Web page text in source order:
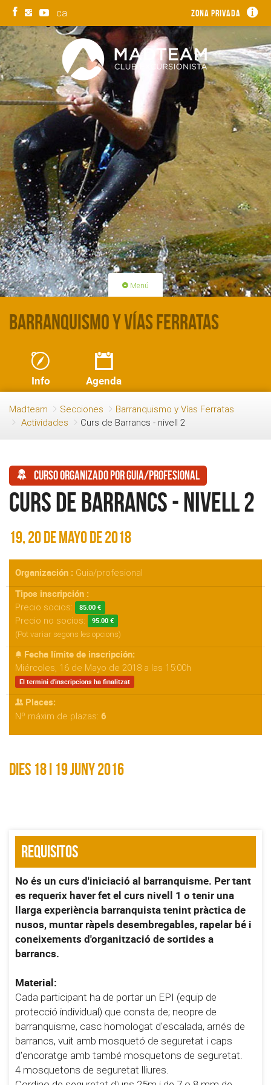
ca Zona privada
Menú
HAZTE SOCIO
Barranquismo y Vías Ferratas
Info Agenda
Madteam Secciones
Barranquismo y Vías Ferratas
Actividades
Curs de Barrancs - nivell 2
Curso organizado por guia/profesional
Curs de Barrancs - nivell 2
19, 20 de mayo de 2018
Organización : Guia/profesional
Tipos inscripción :
Precio socios: 85.00 €
Precio no socios: 95.00 €
(Pot variar segons les opcions)
Fecha límite de inscripción:
Miércoles, 16 de Mayo de 2018 a las 15:00h
El termini d'inscripcions ha finalitzat
Places:
Nº máxim de plazas: 6
Dies 18 i 19 juny 2016
Requisitos
No és un curs d'iniciació al barranquisme. Per tant
es requerix haver fet el curs nivell 1 o tenir una
llarga experiència barranquista tenint pràctica de
nusos, muntar ràpels desembregables, rapelar bé i
coneixements d'organització de sortides a
barrancs.
Material:
Cada participant ha de portar un EPI (equip de
protecció individual) que consta de; neopre de
barranquisme, casc homologat d'escalada, arnés de
barrancs, vuit amb mosquetó de seguretat i caps
d'encoratge amb també mosquetons de seguretat.
4 mosquetons de seguretat lliures.